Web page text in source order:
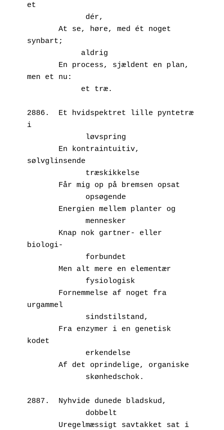
et
             dér,
synbart;
            aldrig
men et nu:
            et træ.
2886.  Et hvidspektret lille pyntetræ
             løvspring
sølvglinsende
             træskikkelse
       Får mig op på bremsen opsat
             opsøgende
       Energien mellem planter og
             mennesker
biologi-
             forbundet
       Men alt mere en elementær
             fysiologisk
urgammel
             sindstilstand,
kodet
             erkendelse
       Af det oprindelige, organiske
             skønhedschok.
2887.  Nyhvide dunede bladskud,
             dobbelt
       Uregelmæssigt savtakket sat i